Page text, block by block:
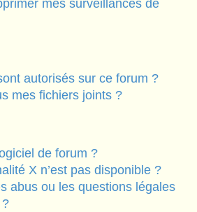
mes surveillances de
autorisés sur ce forum ?
mes fichiers joints ?
de forum ?
X n’est pas disponible ?
abus ou les questions légales